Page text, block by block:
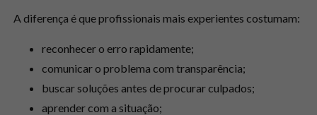
A diferença é que profissionais mais experientes costumam:
reconhecer o erro rapidamente;
comunicar o problema com transparência;
buscar soluções antes de procurar culpados;
aprender com a situação;